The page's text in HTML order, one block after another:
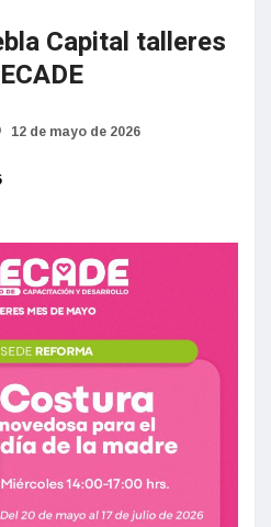
Capital talleres
12 de mayo de 2026